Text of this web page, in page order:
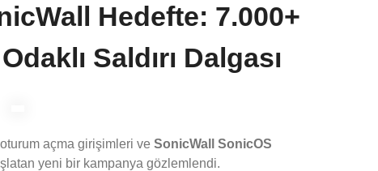
Hedefte: 7.000+
Saldırı Dalgası
açma girişimleri ve SonicWall SonicOS
yeni bir kampanya gözlemlendi.